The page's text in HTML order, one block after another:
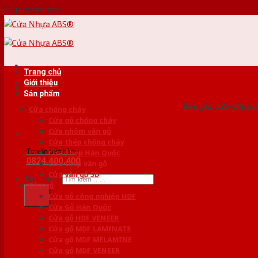
Skip to content
Báo giá cửa nhựa
Tư vấn bán hàng
0824.400.400
Tìm kiếm:
Trang chủ
Giới thiệu
Sản phẩm
Cửa chống cháy
Cửa gỗ chống cháy
Cửa nhôm vân gỗ
Cửa thép chống cháy
Cửa Thép Hàn Quốc
Cửa thép vân gỗ
Cửa vân gỗ 5D
Cửa gỗ
Cửa gỗ công nghiệp HDF
Cửa Gỗ Hàn Quốc
Cửa gỗ HDF VENEER
Cửa gỗ MDF LAMINATE
Cửa gỗ MDF MELAMINE
Cửa gỗ MDF VENEER